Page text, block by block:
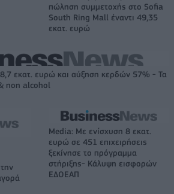
πώληση συμμετοχής στο Sofia
South Ring Mall έναντι 49,35
εκατ. ευρώ
εκατ. ευρώ και αύξηση κερδών 57% - Τα
non alcohol
Media: Με ενίσχυση 8 εκατ.
ευρώ σε 451 επιχειρήσεις
ξεκίνησε το πρόγραμμα
στήριξης- Κάλυψη εισφορών
ΕΔΟΕΑΠ